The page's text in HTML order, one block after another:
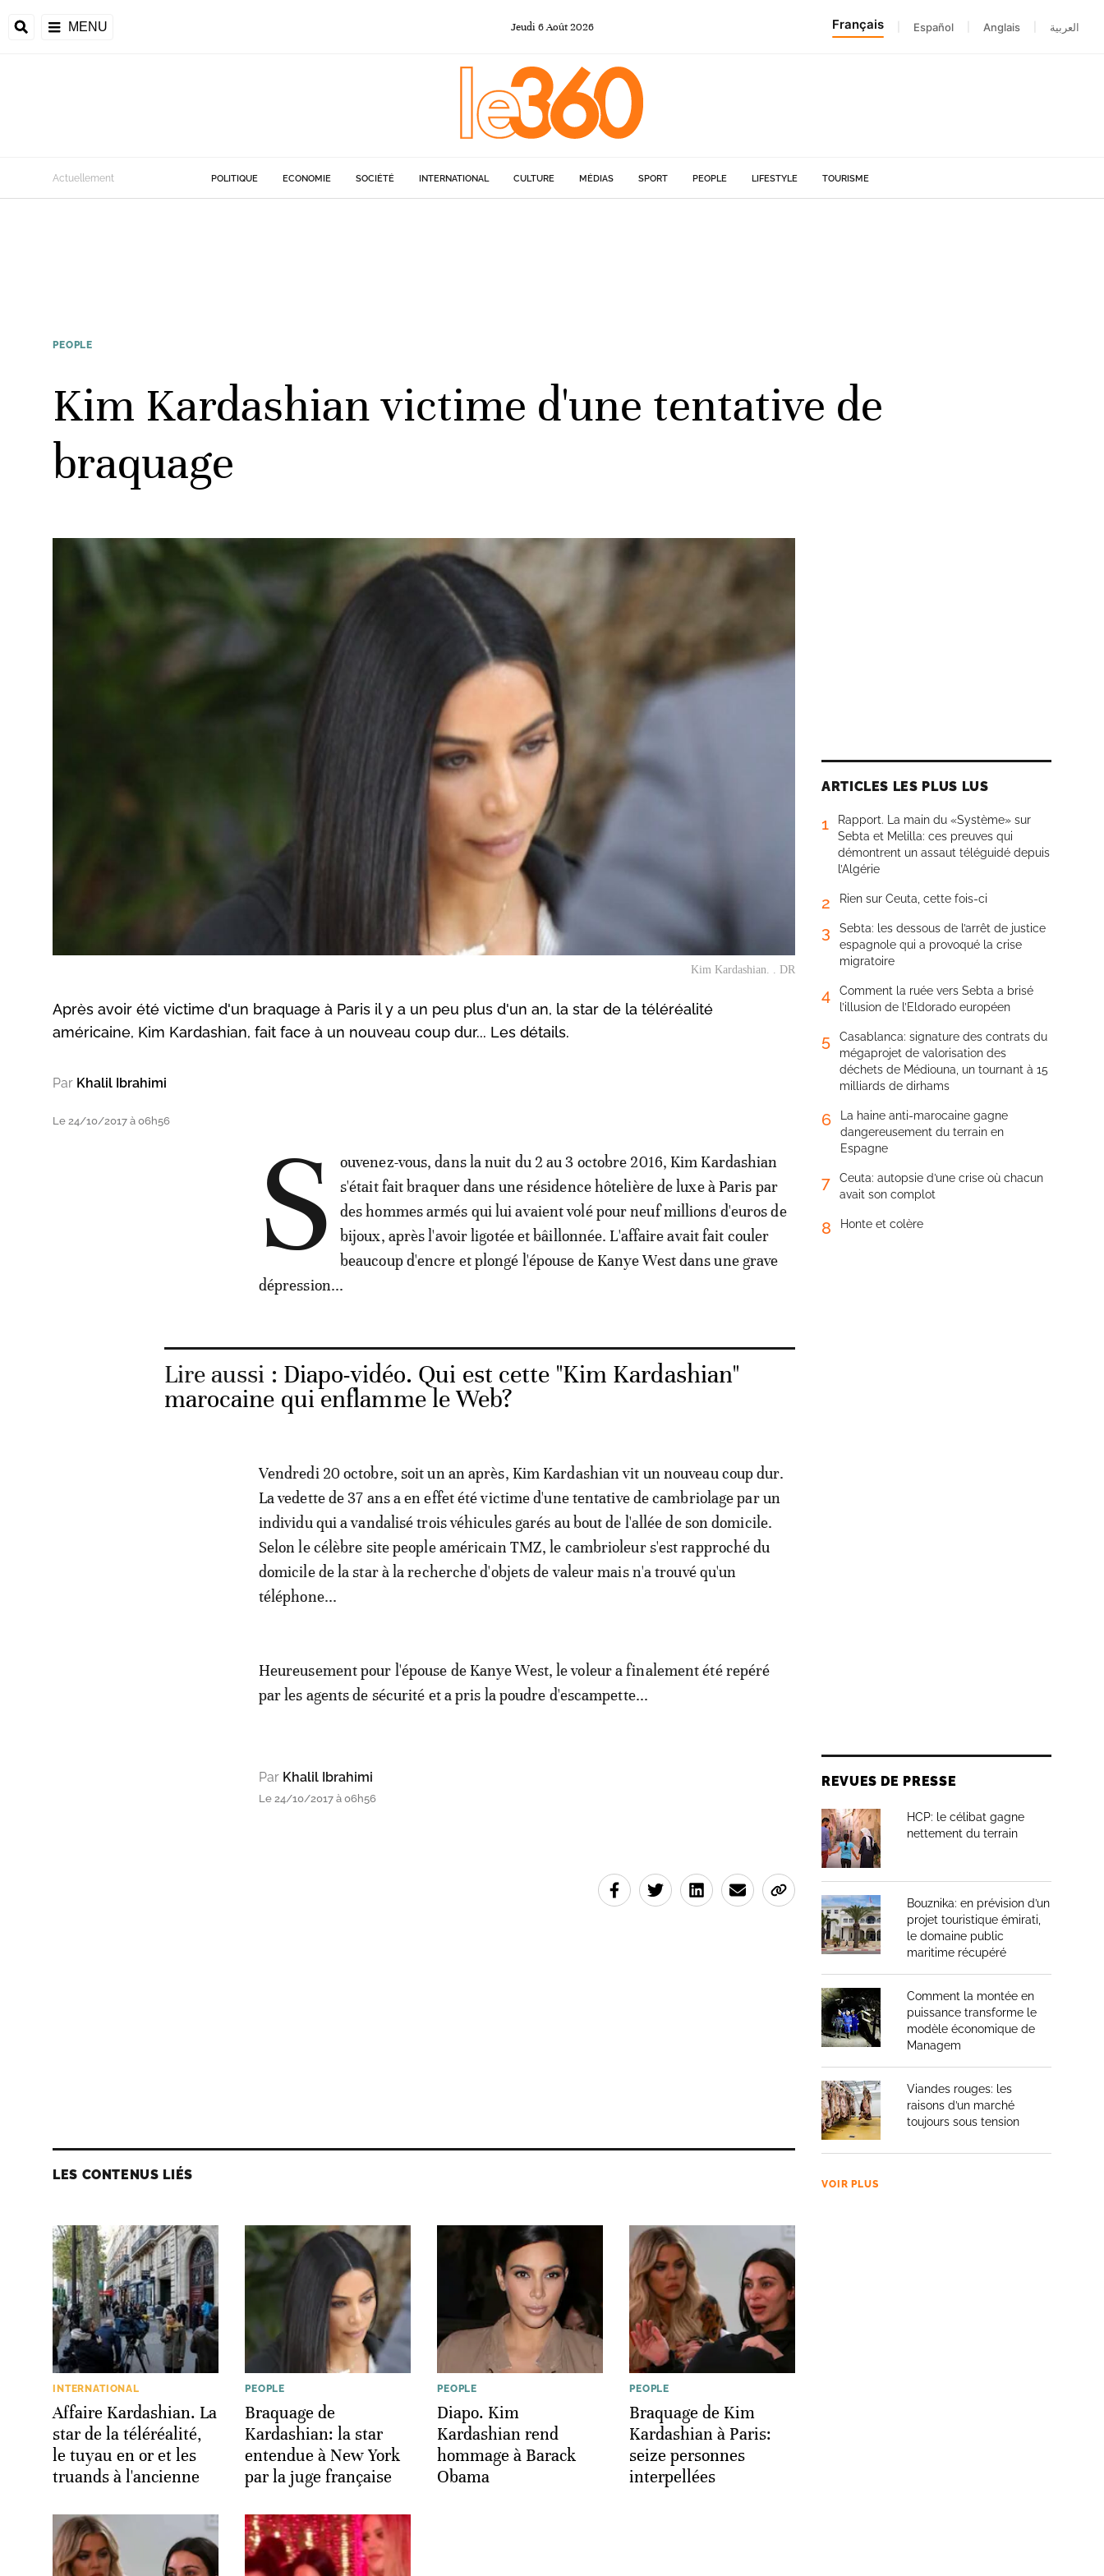
MENU Jeudi 6Août 2026 Français Español Anglais العربية
Actuellement POLITIQUE ECONOMIE SOCIÉTÉ INTERNATIONAL CULTURE MÉDIAS SPORT PEOPLE LIFESTYLE TOURISME
PEOPLE
Kim Kardashian victime d'une tentative de
braquage
Kim Kardashian. . DR
Après avoir été victime d'un braquage à Paris il y a un peu plus d'un an, la star de la téléréalité
américaine, Kim Kardashian, fait face à un nouveau coup dur... Les détails.
Par Khalil Ibrahimi
Le 24/10/2017 à 06h56 S
ouvenez-vous, dans la nuit du 2 au 3 octobre 2016, Kim Kardashian
s'était fait braquer dans une résidence hôtelière de luxe à Paris par
des hommes armés qui lui avaient volé pour neuf millions d'euros de
bijoux, après l'avoir ligotée et bâillonnée. L'affaire avait fait couler
beaucoup d'encre et plongé l'épouse de Kanye West dans une grave
dépression...
Lire aussi : Diapo-vidéo. Qui est cette "Kim Kardashian"
marocaine qui enflamme le Web?
Vendredi 20 octobre, soit un an après, Kim Kardashian vit un nouveau coup dur.
La vedette de 37 ans a en effet été victime d'une tentative de cambriolage par un
indi­vidu qui a vanda­lisé trois véhi­cules garés au bout de l'allée de son domicile.
Selon le célèbre site people américain TMZ, le cambrioleur s'est rapproché du
domicile de la star à la recherche d'objets de valeur mais n'a trouvé qu'un
téléphone...
Heureusement pour l'épouse de Kanye West, le voleur a finalement été repéré
par les agents de sécurité et a pris la poudre d'escampette...
Par Khalil Ibrahimi
Le 24/10/2017 à 06h56
LES CONTENUS LIÉS
INTERNATIONAL
Affaire Kardashian. La
star de la téléréalité,
le tuyau en or et les
truands à l'ancienne
PEOPLE
Braquage de
Kardashian: la star
entendue à New York
par la juge française
PEOPLE
Diapo. Kim
Kardashian rend
hommage à Barack
Obama
PEOPLE
Braquage de Kim
Kardashian à Paris:
seize personnes
interpellées
ARTICLES LES PLUS LUS
1
Rapport. La main du «Système» sur
Sebta et Melilla: ces preuves qui
démontrent un assaut téléguidé depuis
l’Algérie
2 Rien sur Ceuta, cette fois-ci
3
Sebta: les dessous de l’arrêt de justice
espagnole qui a provoqué la crise
migratoire
4
Comment la ruée vers Sebta a brisé
l’illusion de l’Eldorado européen
5
Casablanca: signature des contrats du
mégaprojet de valorisation des
déchets de Médiouna, un tournant à 15
milliards de dirhams
6
La haine anti-marocaine gagne
dangereusement du terrain en
Espagne
7
Ceuta: autopsie d’une crise où chacun
avait son complot
8 Honte et colère
REVUES DE PRESSE
HCP: le célibat gagne
nettement du terrain
Bouznika: en prévision d’un
projet touristique émirati,
le domaine public
maritime récupéré
Comment la montée en
puissance transforme le
modèle économique de
Managem
Viandes rouges: les
raisons d’un marché
toujours sous tension
VOIR PLUS